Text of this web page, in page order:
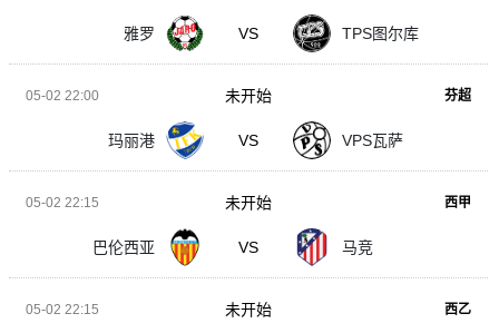
雅罗 VS TPS图尔库
05-02 22:00 芬超
玛丽港 VS VPS瓦萨
未开始
05-02 22:15 西甲
巴伦西亚 VS 马竞
未开始
05-02 22:15 西乙
未开始